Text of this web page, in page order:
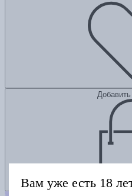
Вам уже есть 18